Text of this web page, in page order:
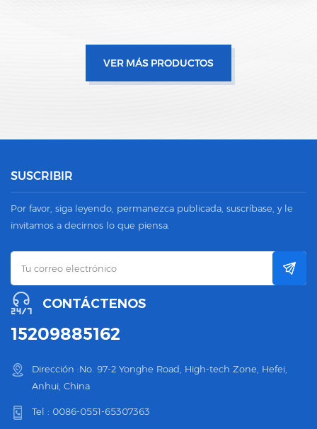
VER MÁS PRODUCTOS
SUSCRIBIR
Por favor, siga leyendo, permanezca publicada, suscríbase, y le
invitamos a decirnos lo que piensa.
CONTÁCTENOS
15209885162
Dirección :No. 97-2 Yonghe Road, High-tech Zone, Hefei,
Anhui, China
Tel : 0086-0551-65307363